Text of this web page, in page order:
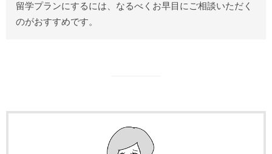
留学プランにするには、なるべくお早目にご相談いただく
のがおすすめです。